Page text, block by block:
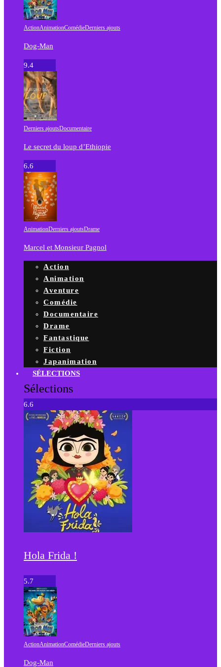
ActionAnimationComédieDerniers ajouts
Dog-Man
9.4
Derniers ajoutsDocumentaire
Le secret du loup d’Ethiopie
6.6
AnimationDerniers ajoutsDrame
Marcel et Monsieur Pagnol
Action
Animation
Aventure
Comédie
Documentaire
Drame
Fantastique
Fiction
Japanimation
SÉLECTIONS
Sélections
6.6
Hola Frida !
5.7
ActionAnimationComédieDerniers ajouts
Dog-Man